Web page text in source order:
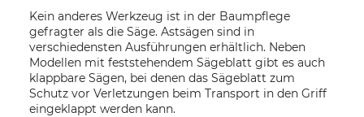
Kein anderes Werkzeug ist in der Baumpflege
gefragter als die Säge. Astsägen sind in
verschiedensten Ausführungen erhältlich. Neben
Modellen mit feststehendem Sägeblatt gibt es auch
klappbare Sägen, bei denen das Sägeblatt zum
Schutz vor Verletzungen beim Transport in den Griff
eingeklappt werden kann.